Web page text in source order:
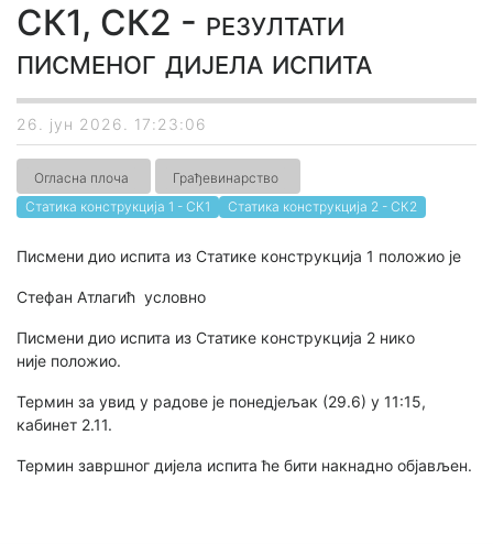
СК1, СК2 - резултати
писменог дијела испита
26. јун 2026. 17:23:06
Огласна плоча
Грађевинарство
Статика конструкција 1 - СК1
Статика конструкција 2 - СК2
Писмени дио испита из Статике конструкција 1 положио је
Стефан Атлагић условно
Писмени дио испита из Статике конструкција 2 нико
није положио.
Термин за увид у радове је понедјељак (29.6) у 11:15,
кабинет 2.11.
Термин завршног дијела испита ће бити накнадно објављен.